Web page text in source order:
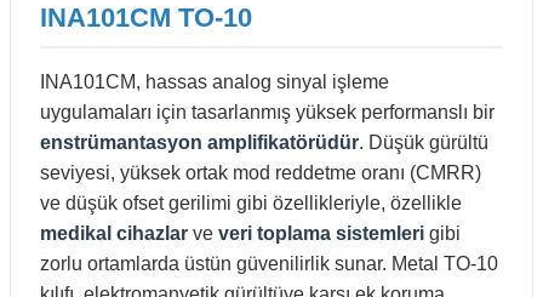
INA101CM TO-10
INA101CM, hassas analog sinyal işleme
uygulamaları için tasarlanmış yüksek performanslı bir
enstrümantasyon amplifikatörüdür. Düşük gürültü
seviyesi, yüksek ortak mod reddetme oranı (CMRR)
ve düşük ofset gerilimi gibi özellikleriyle, özellikle
medikal cihazlar ve veri toplama sistemleri gibi
zorlu ortamlarda üstün güvenilirlik sunar. Metal TO-10